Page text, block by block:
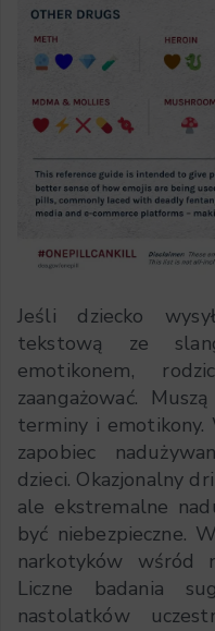
Jeśli dziecko
tekstową ze
emotikonem,
zaangażować.
terminy i emotikony.
zapobiec
dzieci. Okazjonalny
ale ekstremalne
być niebezpieczne.
narkotyków wśród
Liczne badania
nastolatków